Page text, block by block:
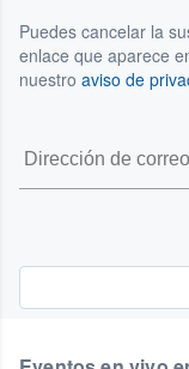
Puedes cancelar la
enlace que aparece
nuestro aviso de